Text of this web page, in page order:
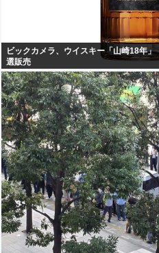
ビックカメラ、ウイスキー「山崎18年
選販売